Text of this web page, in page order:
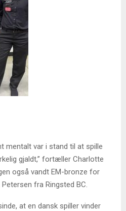
mentalt var i stand til at spille
gjaldt,” fortæller Charlotte
også vandt EM-bronze for
fra Ringsted BC.
at en dansk spiller vinder